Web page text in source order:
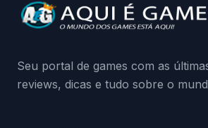
da Playground: negação do
medidas contra acessos não
Seu portal de games com as
reviews, dicas e tudo sobre o